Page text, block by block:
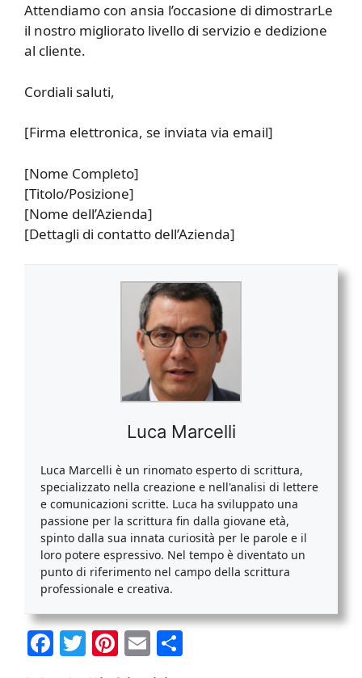
Attendiamo con ansia l’occasione di dimostrarLe
il nostro migliorato livello di servizio e dedizione
al cliente.
Cordiali saluti,
[Firma elettronica, se inviata via email]
[Nome Completo]
[Titolo/Posizione]
[Nome dell’Azienda]
[Dettagli di contatto dell’Azienda]
Luca Marcelli
Luca Marcelli è un rinomato esperto di scrittura,
specializzato nella creazione e nell'analisi di lettere
e comunicazioni scritte. Luca ha sviluppato una
passione per la scrittura fin dalla giovane età,
spinto dalla sua innata curiosità per le parole e il
loro potere espressivo. Nel tempo è diventato un
punto di riferimento nel campo della scrittura
professionale e creativa.
F
T
w
Pi
nt
E
m